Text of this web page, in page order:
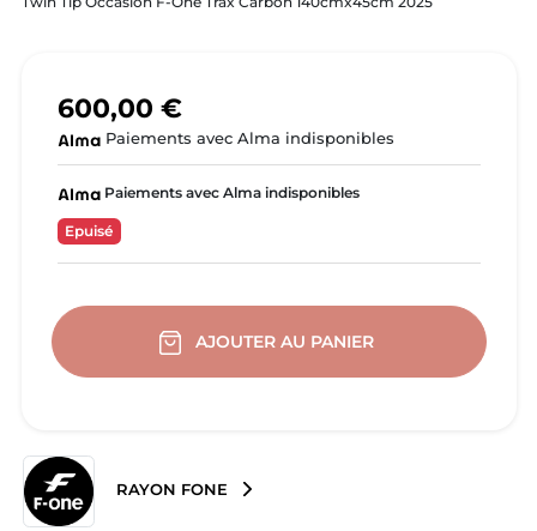
600,00 €
Paiements avec Alma indisponibles
Paiements avec Alma indisponibles
Epuisé
AJOUTER AU PANIER
RAYON FONE